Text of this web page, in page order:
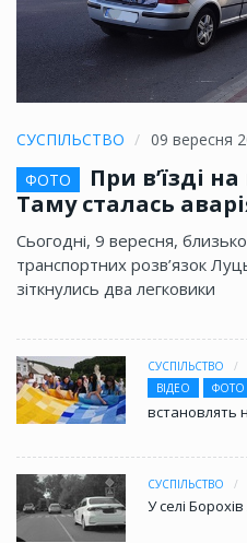
СУСПІЛЬСТВО
09 вересня
ФОТО
При в’їзді
Таму сталась
Сьогодні, 9 вересня,
транспортних розв’язок
зіткнулись два легковики
СУСПІЛЬСТВО
ВІДЕО
ФОТО
встановлять
СУСПІЛЬСТВО
У селі